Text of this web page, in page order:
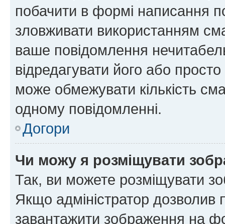
побачити в формі написання
зловживати використанням
ваше повідомлення
відредагувати його або
може обмежувати кількість
одному повідомленні.
Догори
Чи можу я розміщувати
Так, ви можете розміщувати
Якщо адміністратор
завантажити зображення на